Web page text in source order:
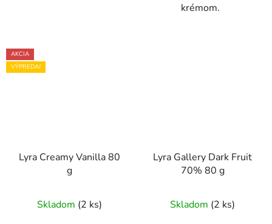
krémom.
AKCIA
VÝPREDAJ
Lyra Creamy Vanilla 80
g
Skladom (2 ks)
Lyra Gallery Dark Fruit
70% 80 g
Skladom (2 ks)